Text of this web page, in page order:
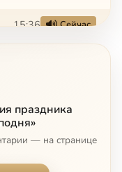
15:36 Сейчас
Литургии
праздника
— на странице